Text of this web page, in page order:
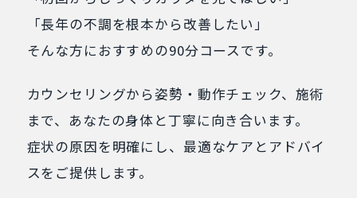
「長年の不調を根本から改善したい」
そんな方におすすめの90分コースです。
カウンセリングから姿勢・動作チェック、施術
まで、あなたの身体と丁寧に向き合います。
症状の原因を明確にし、最適なケアとアドバイ
スをご提供します。